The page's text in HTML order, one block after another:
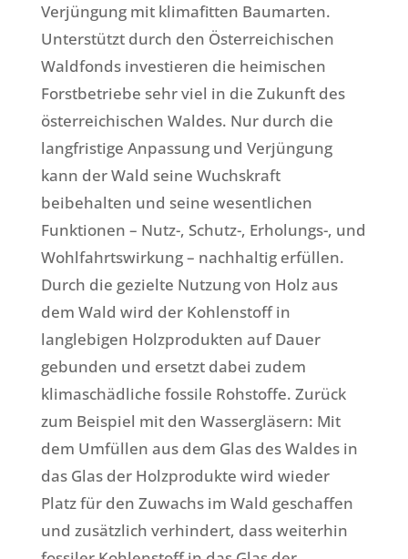
Verjüngung mit klimafitten Baumarten.
Unterstützt durch den Österreichischen
Waldfonds investieren die heimischen
Forstbetriebe sehr viel in die Zukunft des
österreichischen Waldes. Nur durch die
langfristige Anpassung und Verjüngung
kann der Wald seine Wuchskraft
beibehalten und seine wesentlichen
Funktionen – Nutz-, Schutz-, Erholungs-, und
Wohlfahrtswirkung – nachhaltig erfüllen.
Durch die gezielte Nutzung von Holz aus
dem Wald wird der Kohlenstoff in
langlebigen Holzprodukten auf Dauer
gebunden und ersetzt dabei zudem
klimaschädliche fossile Rohstoffe. Zurück
zum Beispiel mit den Wassergläsern: Mit
dem Umfüllen aus dem Glas des Waldes in
das Glas der Holzprodukte wird wieder
Platz für den Zuwachs im Wald geschaffen
und zusätzlich verhindert, dass weiterhin